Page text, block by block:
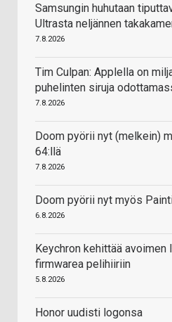
Samsungin huhutaan
Ultrasta neljännen
7.8.2026
Tim Culpan: Applella on
puhelinten siruja
7.8.2026
Doom pyörii nyt (melkein)
64:llä
7.8.2026
Doom pyörii nyt myös
6.8.2026
Keychron kehittää avoimen
firmwarea pelihiiriin
5.8.2026
Honor uudisti logonsa